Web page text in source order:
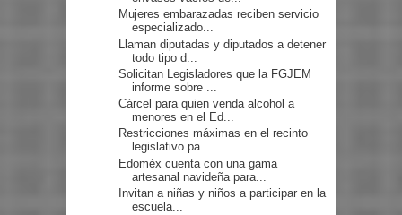
Mujeres embarazadas reciben servicio
especializado...
Llaman diputadas y diputados a detener
todo tipo d...
Solicitan Legisladores que la FGJEM
informe sobre ...
Cárcel para quien venda alcohol a
menores en el Ed...
Restricciones máximas en el recinto
legislativo pa...
Edoméx cuenta con una gama
artesanal navideña para...
Invitan a niñas y niños a participar en la
escuela...